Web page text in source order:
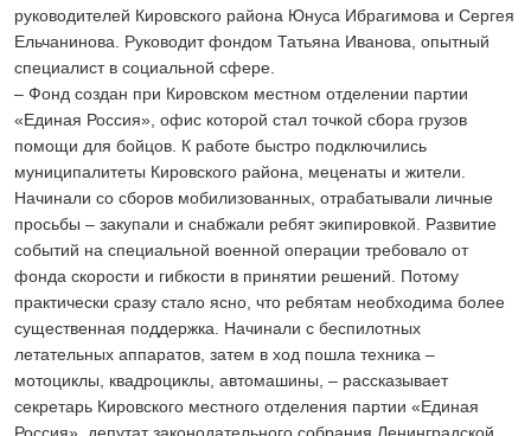
руководителей Кировского района Юнуса Ибрагимова и Сергея
Ельчанинова. Руководит фондом Татьяна Иванова, опытный
специалист в социальной сфере.
– Фонд создан при Кировском местном отделении партии
«Единая Россия», офис которой стал точкой сбора грузов
помощи для бойцов. К работе быстро подключились
муниципалитеты Кировского района, меценаты и жители.
Начинали со сборов мобилизованных, отрабатывали личные
просьбы – закупали и снабжали ребят экипировкой. Развитие
событий на специальной военной операции требовало от
фонда скорости и гибкости в принятии решений. Потому
практически сразу стало ясно, что ребятам необходима более
существенная поддержка. Начинали с беспилотных
летательных аппаратов, затем в ход пошла техника –
мотоциклы, квадроциклы, автомашины, – рассказывает
секретарь Кировского местного отделения партии «Единая
Россия», депутат законодательного собрания Ленинградской